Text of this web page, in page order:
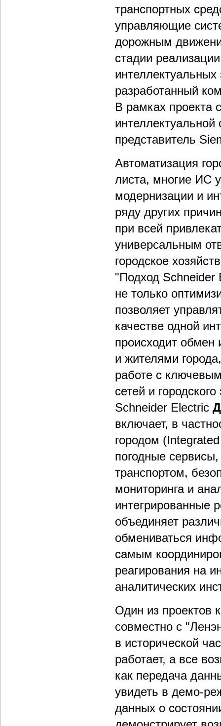
транспортных
управляющие
дорожным
стадии
разработанный
В рамках проекта
представитель
Автоматизация
листа, многие ИС
модернизации и
ряду других
при всей
универсальным
городское
"Подход Schneider
не только
позволяет
качестве одной
происходит
и жителями
работе с
сетей и
Schneider Electric
включает, в
городом
погодные
транспортом,
мониторинга и
объединяет
обмениваться
самым
реагирования на
аналитических
Один из проектов
совместно с
в исторической
работает, а все
как передача
увидеть в демо-
данных о